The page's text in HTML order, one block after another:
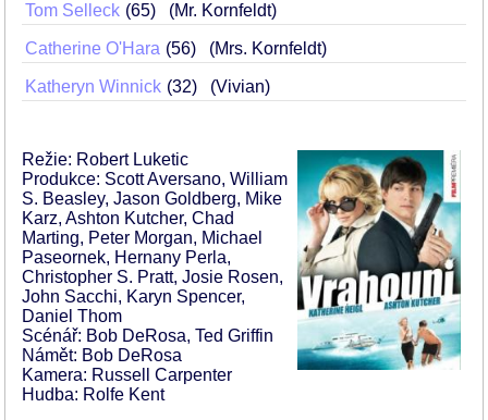
Tom Selleck 65 (Mr. Kornfeldt)
Catherine O'Hara 56 (Mrs. Kornfeldt)
Katheryn Winnick 32 (Vivian)
Režie: Robert Luketic
Produkce: Scott Aversano, William
S. Beasley, Jason Goldberg, Mike
Karz, Ashton Kutcher, Chad
Marting, Peter Morgan, Michael
Paseornek, Hernany Perla,
Christopher S. Pratt, Josie Rosen,
John Sacchi, Karyn Spencer,
Daniel Thom
Scénář: Bob DeRosa, Ted Griffin
Námět: Bob DeRosa
Kamera: Russell Carpenter
Hudba: Rolfe Kent